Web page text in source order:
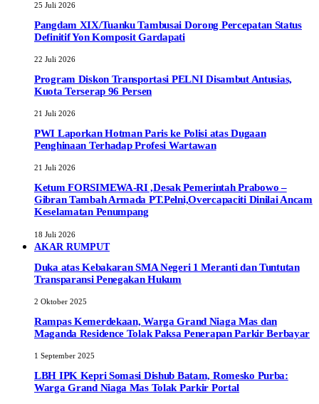
25 Juli 2026
Pangdam XIX/Tuanku Tambusai Dorong Percepatan Status
Definitif Yon Komposit Gardapati
22 Juli 2026
Program Diskon Transportasi PELNI Disambut Antusias,
Kuota Terserap 96 Persen
21 Juli 2026
PWI Laporkan Hotman Paris ke Polisi atas Dugaan
Penghinaan Terhadap Profesi Wartawan
21 Juli 2026
Ketum FORSIMEWA-RI ,Desak Pemerintah Prabowo –
Gibran Tambah Armada PT.Pelni,Overcapaciti Dinilai Ancam
Keselamatan Penumpang
18 Juli 2026
AKAR RUMPUT
Duka atas Kebakaran SMA Negeri 1 Meranti dan Tuntutan
Transparansi Penegakan Hukum
2 Oktober 2025
Rampas Kemerdekaan, Warga Grand Niaga Mas dan
Maganda Residence Tolak Paksa Penerapan Parkir Berbayar
1 September 2025
LBH IPK Kepri Somasi Dishub Batam, Romesko Purba:
Warga Grand Niaga Mas Tolak Parkir Portal